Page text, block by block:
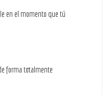
en el momento que tú
forma totalmente